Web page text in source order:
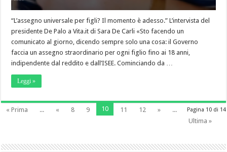
“L’assegno universale per figli? Il momento è adesso.” L’intervista del
presidente De Palo a Vita.it di Sara De Carli «Sto facendo un
comunicato al giorno, dicendo sempre solo una cosa: il Governo
faccia un assegno straordinario per ogni figlio fino ai 18 anni,
indipendente dal reddito e dall’ISEE. Cominciando da …
Leggi »
Pagina 10 di 14
« Prima ... « 8 9 10 11 12 »
...
Ultima »